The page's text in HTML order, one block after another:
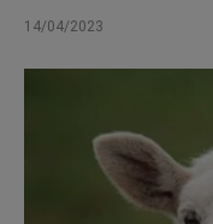
14/04/2023